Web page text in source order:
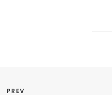
PREV